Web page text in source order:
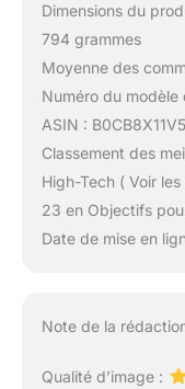
Dimensions du
794 grammes
Moyenne des
Numéro du modèle
ASIN : B0CB8X11V5
Classement des
High-Tech ( Voir
23 en Objectifs
Date de mise en
Note de la
Qualité d’image :